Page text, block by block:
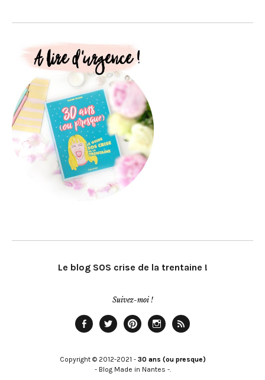
Le blog SOS crise de la trentaine !
Suivez-moi !
Copyright © 2012-2021 - 30 ans (ou presque)
- Blog Made in Nantes -